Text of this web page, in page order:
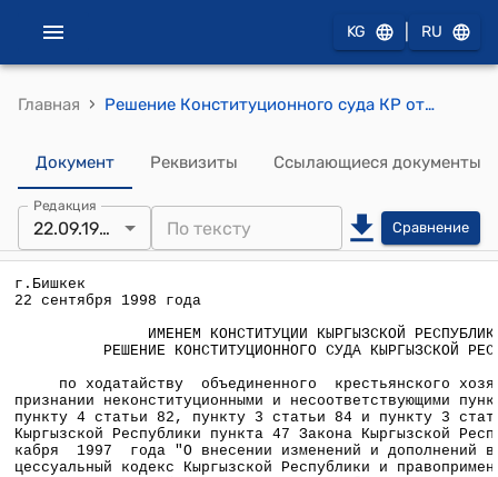
KG RU
Главная › Решение Конституционного суда КР от 22 сентября 1998 года по ходатайству объединенного крестьянского хозяйства "Майский" о признании неконституционными и несоответствующими пункту 4 статьи 79, пункту 4 статьи 82, пункту 3 статьи 84 и пункту 3 статьи 88 Конституции Кыргызской Республики пункта 47 Закона Кыргызской Республики от 1 декабря 1997 года "О внесении изменений и дополнений в Арбитражный процессуальный кодекс Кыргызской Республики и правоприменительной практики
Документ Реквизиты Ссылающиеся документы
Редакция
22.09.1998 Сравнение